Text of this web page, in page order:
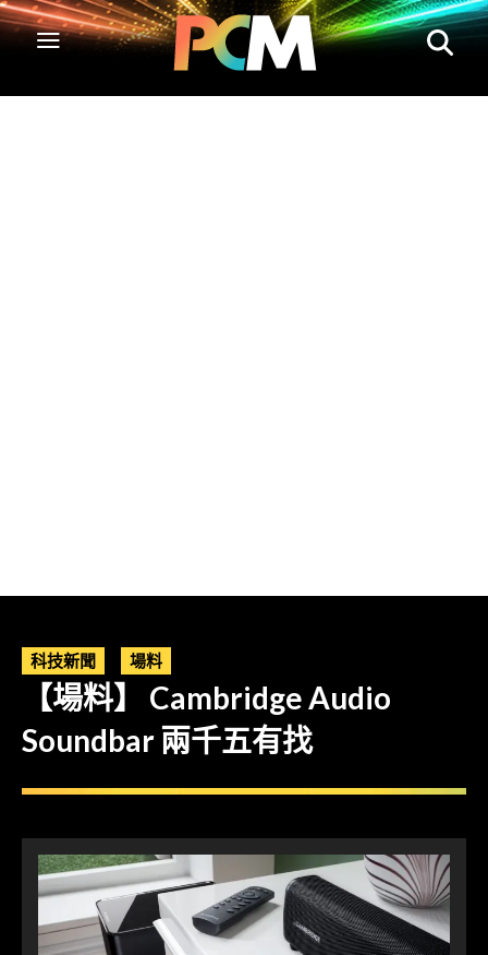
科技新聞 場料
【場料】 Cambridge Audio
Soundbar 兩千五有找